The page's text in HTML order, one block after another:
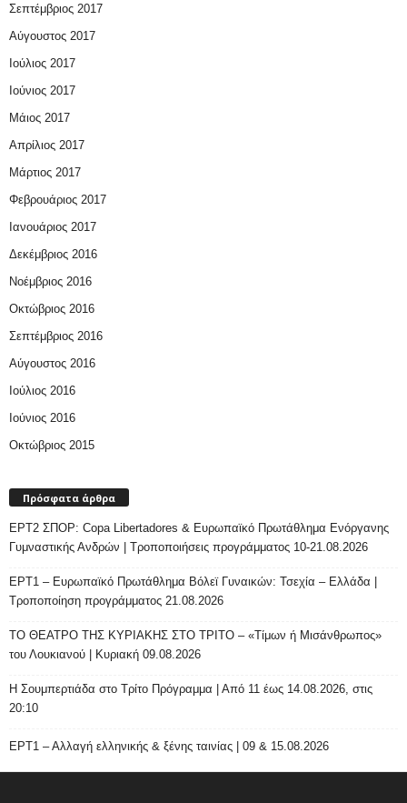
Σεπτέμβριος 2017
Αύγουστος 2017
Ιούλιος 2017
Ιούνιος 2017
Μάιος 2017
Απρίλιος 2017
Μάρτιος 2017
Φεβρουάριος 2017
Ιανουάριος 2017
Δεκέμβριος 2016
Νοέμβριος 2016
Οκτώβριος 2016
Σεπτέμβριος 2016
Αύγουστος 2016
Ιούλιος 2016
Ιούνιος 2016
Οκτώβριος 2015
Πρόσφατα άρθρα
ΕΡΤ2 ΣΠΟΡ: Copa Libertadores & Ευρωπαϊκό Πρωτάθλημα Ενόργανης
Γυμναστικής Ανδρών | Τροποποιήσεις προγράμματος 10-21.08.2026
ΕΡΤ1 – Ευρωπαϊκό Πρωτάθλημα Βόλεϊ Γυναικών: Τσεχία – Ελλάδα |
Τροποποίηση προγράμματος 21.08.2026
ΤΟ ΘΕΑΤΡΟ ΤΗΣ ΚΥΡΙΑΚΗΣ ΣΤΟ ΤΡΙΤΟ – «Τίμων ή Μισάνθρωπος»
του Λουκιανού | Κυριακή 09.08.2026
H Σουμπερτιάδα στο Τρίτο Πρόγραμμα | Από 11 έως 14.08.2026, στις
20:10
ΕΡΤ1 – Αλλαγή ελληνικής & ξένης ταινίας | 09 & 15.08.2026